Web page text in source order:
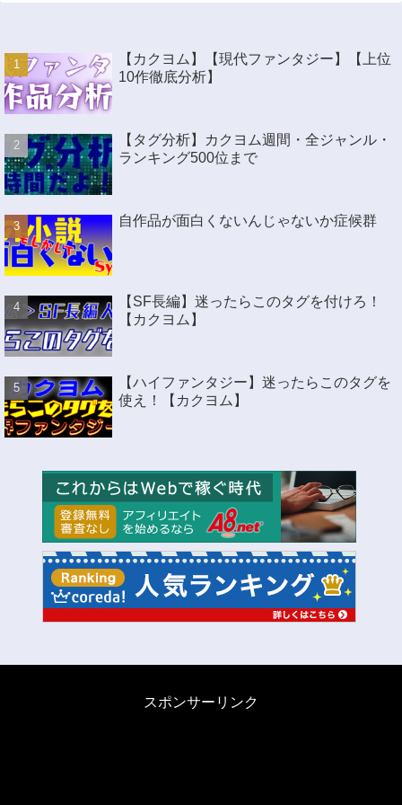
【カクヨム】【現代ファンタジー】【上位
10作徹底分析】
【タグ分析】カクヨム週間・全ジャンル・
ランキング500位まで
自作品が面白くないんじゃないか症候群
【SF長編】迷ったらこのタグを付けろ！
【カクヨム】
【ハイファンタジー】迷ったらこのタグを
使え！【カクヨム】
スポンサーリンク